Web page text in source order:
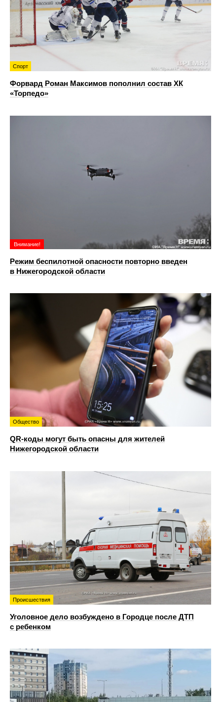
Спорт
Форвард Роман Максимов пополнил состав ХК
«Торпедо»
Внимание!
Режим беспилотной опасности повторно введен
в Нижегородской области
Общество
QR-коды могут быть опасны для жителей
Нижегородской области
Происшествия
Уголовное дело возбуждено в Городце после ДТП
с ребенком